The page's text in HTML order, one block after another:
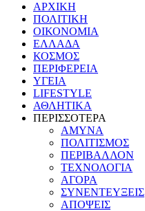
ΑΡΧΙΚΗ
ΠΟΛΙΤΙΚΗ
ΟΙΚΟΝΟΜΙΑ
ΕΛΛΑΔΑ
ΚΟΣΜΟΣ
ΠΕΡΙΦΕΡΕΙΑ
ΥΓΕΙΑ
LIFESTYLE
ΑΘΛΗΤΙΚΑ
ΠΕΡΙΣΣΟΤΕΡΑ
ΑΜΥΝΑ
ΠΟΛΙΤΙΣΜΟΣ
ΠΕΡΙΒΑΛΛΟΝ
ΤΕΧΝΟΛΟΓΙΑ
ΑΓΟΡΑ
ΣΥΝΕΝΤΕΥΞΕΙΣ
ΑΠΟΨΕΙΣ